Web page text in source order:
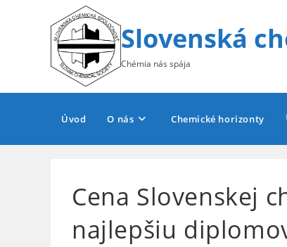
Slovenská
Chémia nás spája
Úvod O nás Chemické horizonty
Cena Slovenskej
najlepšiu